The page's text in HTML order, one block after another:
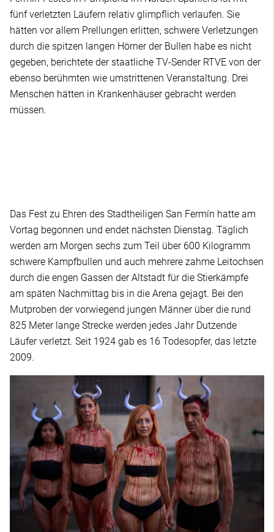
fünf verletzten Läufern relativ glimpflich verlaufen. Sie
hätten vor allem Prellungen erlitten, schwere Verletzungen
durch die spitzen langen Hörner der Bullen habe es nicht
gegeben, berichtete der staatliche TV-Sender RTVE von der
ebenso berühmten wie umstrittenen Veranstaltung. Drei
Menschen hätten in Krankenhäuser gebracht werden
müssen.
Das Fest zu Ehren des Stadtheiligen San Fermín hatte am
Vortag begonnen und endet nächsten Dienstag. Täglich
werden am Morgen sechs zum Teil über 600 Kilogramm
schwere Kampfbullen und auch mehrere zahme Leitochsen
durch die engen Gassen der Altstadt für die Stierkämpfe
am späten Nachmittag bis in die Arena gejagt. Bei den
Mutproben der vorwiegend jungen Männer über die rund
825 Meter lange Strecke werden jedes Jahr Dutzende
Läufer verletzt. Seit 1924 gab es 16 Todesopfer, das letzte
2009.